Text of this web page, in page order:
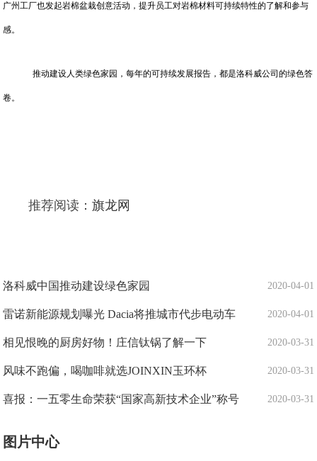
广州工厂也发起岩棉盆栽创意活动，提升员工对岩棉材料可持续特性的了解和参与
感。
推动建设人类绿色家园，每年的可持续发展报告，都是洛科威公司的绿色答
卷。
推荐阅读：旗龙网
2020-04-01
洛科威中国推动建设绿色家园
2020-04-01
雷诺新能源规划曝光 Dacia将推城市代步电动车
2020-03-31
相见恨晚的厨房好物！庄信钛锅了解一下
2020-03-31
风味不跑偏，喝咖啡就选JOINXIN玉环杯
2020-03-31
喜报：一五零生命荣获“国家高新技术企业”称号
图片中心